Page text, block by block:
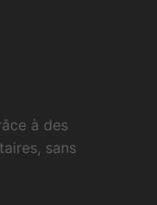
à des
sans